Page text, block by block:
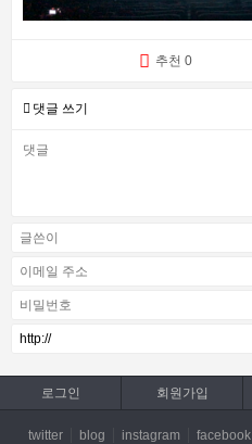
추천 0
댓글 쓰기
로그인 회원가입
twitter blog instagram facebook